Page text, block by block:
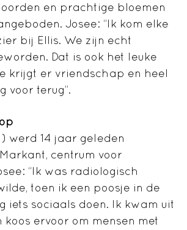
en prachtige bloemen
Josee: “Ik kom elke
bij Ellis. We zijn echt
Dat is ook het leuke
krijgt er vriendschap en heel
voor terug”.
werd 14 jaar geleden
centrum voor
“Ik was radiologisch
toen ik een poosje in de
iets sociaals doen. Ik kwam uit
ervoor om mensen met